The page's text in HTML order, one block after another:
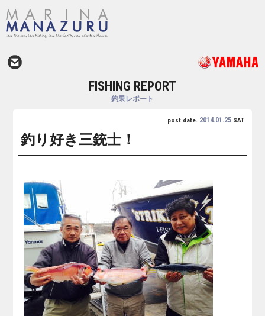
FISHING REPORT
釣果レポート
post date. 2014.01.25SAT
釣り好き三銃士！